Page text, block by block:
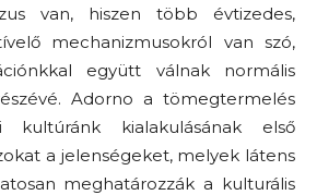
van, hiszen több évtizedes,
mechanizmusokról van szó,
együtt válnak normális
Adorno a tömegtermelés
kialakulásának első
a jelenségeket, melyek látens
meghatározzák a kulturális